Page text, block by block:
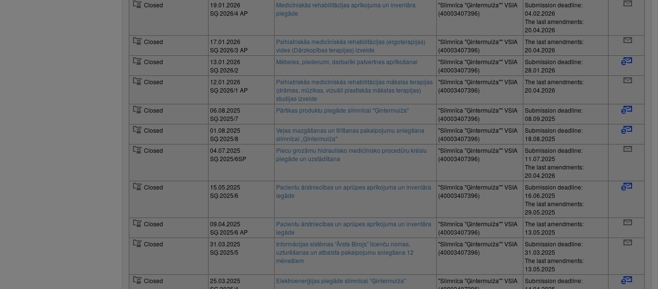
Closed
19.01.2026
SĢ 2026/4 AP
Medicīniskās rehabilitācijas aprīkojuma un inventāra
piegāde
"Slimnīca "Ģintermuiža"" VSIA
(40003407396)
Submission deadline:
04.02.2026
The last amendments:
20.04.2026
Closed
17.01.2026
SĢ 2026/3 AP
Psihiatriskās medicīniskās rehabilitācijas (ergoterapijas)
vides (Dārzkopības terapijas) izveide
"Slimnīca "Ģintermuiža"" VSIA
(40003407396)
The last amendments:
20.04.2026
Closed
13.01.2026
SĢ 2026/2
Mēbeles, piederumi, darbarīki patvertnes aprīkošanai
"Slimnīca "Ģintermuiža"" VSIA
(40003407396)
Submission deadline:
28.01.2026
Closed
12.01.2026
SĢ 2026/1 AP
Psihiatriskās medicīniskās rehabilitācijas mākslas terapijas
(drāmas, mūzikas, vizuāli plastiskās mākslas terapijas)
studijas izveide
"Slimnīca "Ģintermuiža"" VSIA
(40003407396)
The last amendments:
20.04.2026
Closed
06.08.2025
SĢ 2025/7
Pārtikas produktu piegāde slimnīcai "Ģintermuiža"
"Slimnīca "Ģintermuiža"" VSIA
(40003407396)
Submission deadline:
08.09.2025
Closed
01.08.2025
SĢ 2025/8
Veļas mazgāšanas un tīrīšanas pakalpojumu sniegšana
slimnīcai „Ģintermuiža"
"Slimnīca "Ģintermuiža"" VSIA
(40003407396)
Submission deadline:
18.08.2025
Closed
04.07.2025
SĢ 2025/6SP
Piecu grozāmu hidraulisko medicīnisko procedūru krēslu
piegāde un uzstādīšana
"Slimnīca "Ģintermuiža"" VSIA
(40003407396)
Submission deadline:
11.07.2025
The last amendments:
20.04.2026
Closed
15.05.2025
SĢ 2025/6
Pacientu ārstniecības un aprūpes aprīkojuma un inventāra
iegāde
"Slimnīca "Ģintermuiža"" VSIA
(40003407396)
Submission deadline:
16.06.2025
The last amendments:
29.05.2025
Closed
09.04.2025
SĢ 2025/6 AP
Pacientu ārstniecības un aprūpes aprīkojuma un inventāra
iegāde
"Slimnīca "Ģintermuiža"" VSIA
(40003407396)
The last amendments:
13.05.2025
Closed
31.03.2025
SĢ 2025/5
Informācijas sistēmas “Ārsta Birojs” licenču nomas,
uzturēšanas un atbalsta pakalpojumu sniegšana 12
mēnešiem
"Slimnīca "Ģintermuiža"" VSIA
(40003407396)
Submission deadline:
31.03.2025
The last amendments:
13.05.2025
Closed
25.03.2025
Elektroenerģijas piegāde slimnīcai “Ģintermuiža"
"Slimnīca "Ģintermuiža"" VSIA
Submission deadline: